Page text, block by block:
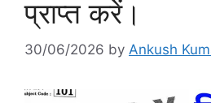
प्राप्त करें।
30/06/2026 by Ankush